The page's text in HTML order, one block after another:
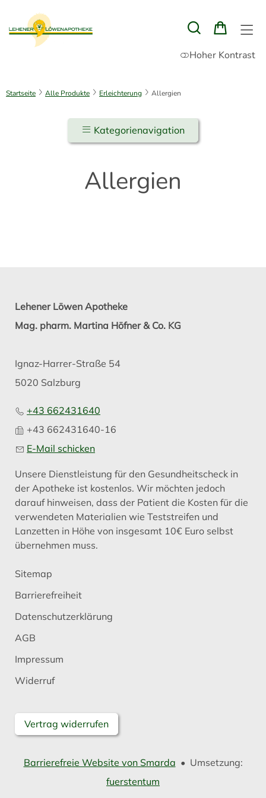
Hoher Kontrast
Startseite Alle Produkte Erleichterung Allergien
Kategorienavigation
Allergien
Lehener Löwen Apotheke
Mag. pharm. Martina Höfner & Co. KG
Ignaz-Harrer-Straße 54
5020 Salzburg
+43 662431640
+43 662431640-16
E-Mail schicken
Unsere Dienstleistung für den Gesundheitscheck in
der Apotheke ist kostenlos. Wir möchten jedoch
darauf hinweisen, dass der Patient die Kosten für die
verwendeten Materialien wie Teststreifen und
Lanzetten in Höhe von insgesamt 10€ Euro selbst
übernehmen muss.
Sitemap
Barrierefreiheit
Datenschutzerklärung
AGB
Impressum
Widerruf
Vertrag widerrufen
Barrierefreie Website von Smarda • Umsetzung:
fuerstentum